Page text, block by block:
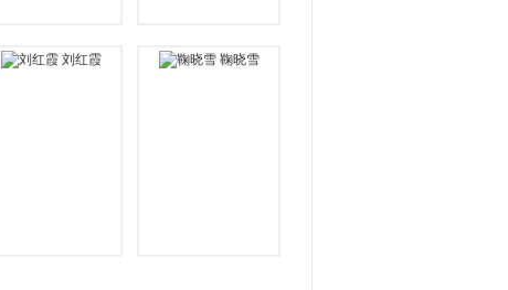
刘红霞 鞠晓雪